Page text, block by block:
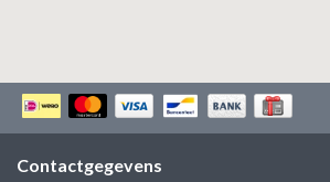
KAPTEN & SON
Contactgegevens